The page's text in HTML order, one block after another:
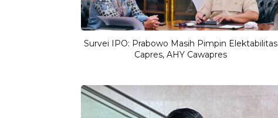
Survei IPO: Prabowo Masih Pimpin Elektabilitas
Capres, AHY Cawapres